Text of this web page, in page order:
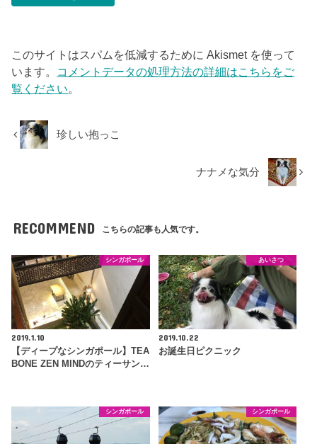
このサイトはスパムを低減するために Akismet を使って
います。 コメントデータの処理方法の詳細はこちらをご
覧ください。
珍しい抱っこ
ナナメな気分
RECOMMEND こちらの記事も人気です。
シンガポール
2019.1.10
【ディープなシンガポール】TEA
BONE ZEN MINDのティーサン…
あいさつ
2019.10.22
お誕生日ピクニック
シンガポール シンガポール